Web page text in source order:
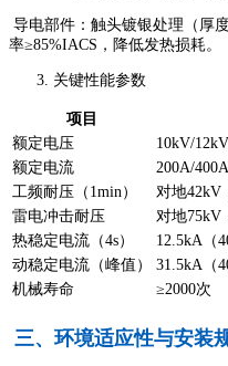
导电部件：触头镀银处理（厚
率≥85%IACS，降低发热损耗。
关键性能参数
项目
额定电压
10kV/
额定电流
200A/
工频耐压（1min）
对地42kV
雷电冲击耐压
对地75kV
热稳定电流（4s）
12.5kA（
动稳定电流（峰值）
31.5kA（
机械寿命
≥2000次
三、环境适应性与安装